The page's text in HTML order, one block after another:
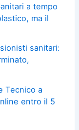
a tempo
ma il
sanitari:
Tecnico a
entro il 5